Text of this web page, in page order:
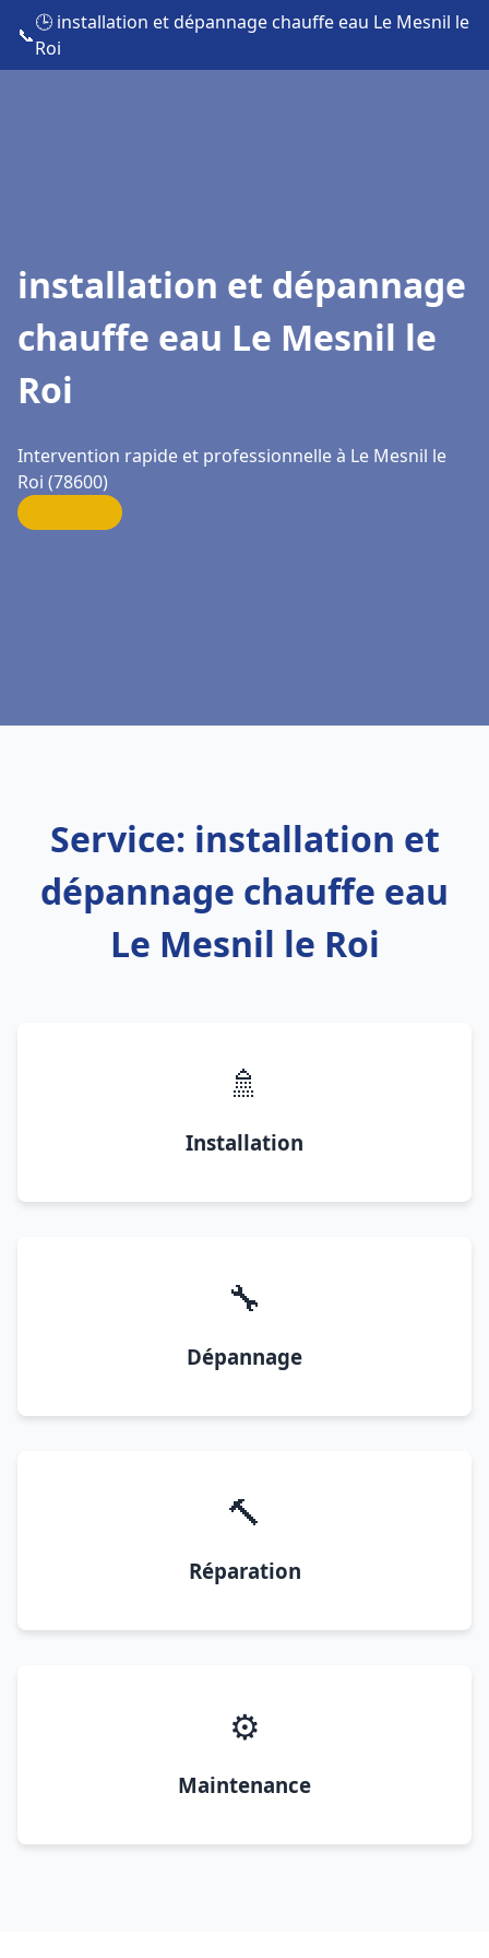
📞
🕒 installation et dépannage chauffe eau Le Mesnil le
Roi
installation et dépannage
chauffe eau Le Mesnil le
Roi
Intervention rapide et professionnelle à Le Mesnil le
Roi (78600)
Service: installation et
dépannage chauffe eau
Le Mesnil le Roi
🚿
Installation
🔧
Dépannage
🔨
Réparation
⚙️
Maintenance